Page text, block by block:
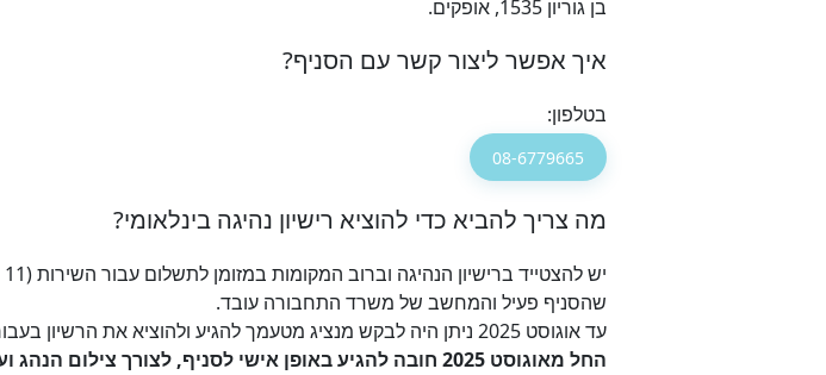
בן גוריון 1535, אופקים.
איך אפשר ליצור קשר עם הסניף?
בטלפון:
08-6779665
מה צריך להביא כדי להוציא רישיון נהיגה בינלאומי?
שהסניף פעיל והמחשב של משרד התחבורה עובד.
עד אוגוסט 2025 ניתן היה לבקש מנציג מטעמך להגיע ולהוציא את הרשיון בעבורך בצירוף
החל מאוגוסט 2025 חובה להגיע באופן אישי לסניף, לצורך צילום הנהג ועדכון התמונה במשרד התחבורה ולא ניתן לשלוח מיופה כח.